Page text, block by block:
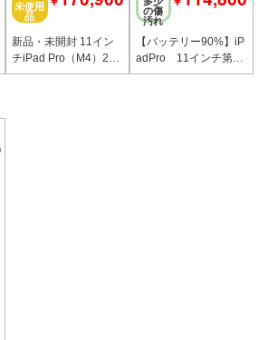
未使用
品
新品・未開封 11イン
チiPad Pro（M4）256
GB ブラック Wi-Fiモ
の傷
汚れ
【バッテリー90%】iP
adPro 11インチ第5
世代 Wi－Fi 256GB